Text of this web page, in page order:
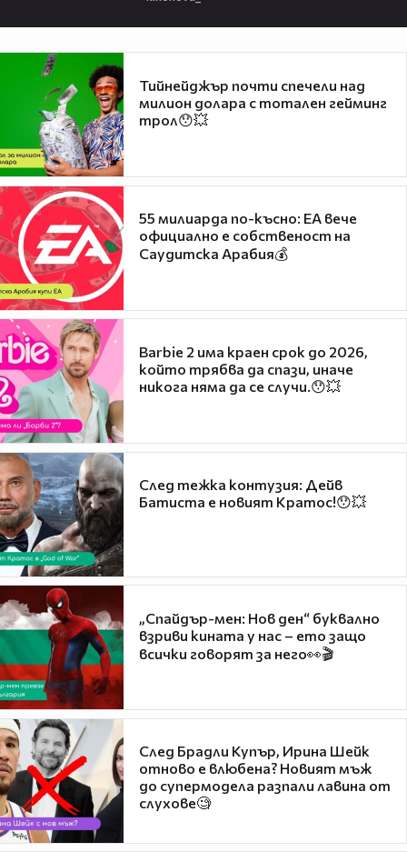
Тийнейджър почти спечели над
милион долара с тотален гейминг
трол😯💥
55 милиарда по-късно: EA вече
официално е собственост на
Саудитска Арабия💰
Barbie 2 има краен срок до 2026,
който трябва да спази, иначе
никога няма да се случи.😯💥
След тежка контузия: Дейв
Батиста е новият Кратос!😯💥
„Спайдър-мен: Нов ден“ буквално
взриви кината у нас – ето защо
всички говорят за него👀🎬
След Брадли Купър, Ирина Шейк
отново е влюбена? Новият мъж
до супермодела разпали лавина от
слухове🧐